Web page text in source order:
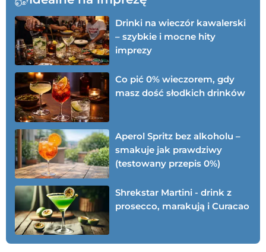
Drinki na wieczór kawalerski
– szybkie i mocne hity
imprezy
Co pić 0% wieczorem, gdy
masz dość słodkich drinków
Aperol Spritz bez alkoholu –
smakuje jak prawdziwy
(testowany przepis 0%)
Shrekstar Martini - drink z
prosecco, marakują i Curacao